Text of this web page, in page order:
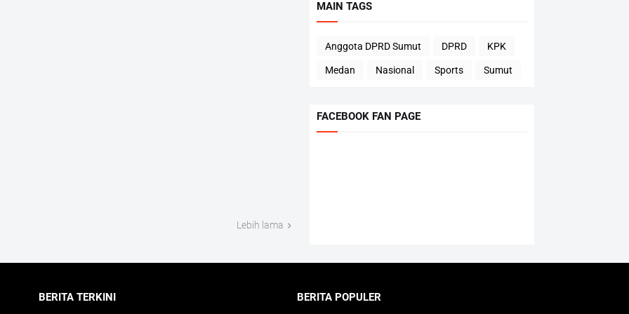
Lebih lama
MAIN TAGS
Anggota DPRD Sumut DPRD KPK
Medan Nasional Sports Sumut
FACEBOOK FAN PAGE
BERITA TERKINI BERITA POPULER